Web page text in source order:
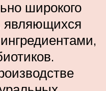
широкого
являющихся